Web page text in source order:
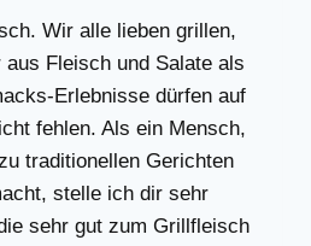
Wir alle lieben grillen,
Fleisch und Salate als
Erlebnisse dürfen auf
fehlen. Als ein Mensch,
traditionellen Gerichten
stelle ich dir sehr
sehr gut zum Grillfleisch